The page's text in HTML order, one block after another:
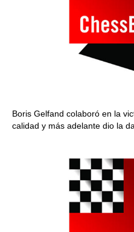
Boris Gelfand colaboró en la
calidad y más adelante dio la